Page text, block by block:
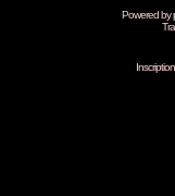
Powered by